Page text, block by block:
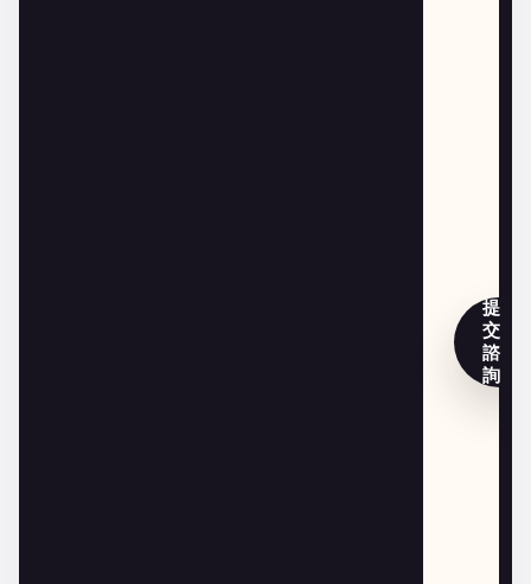
提
交
諮
詢